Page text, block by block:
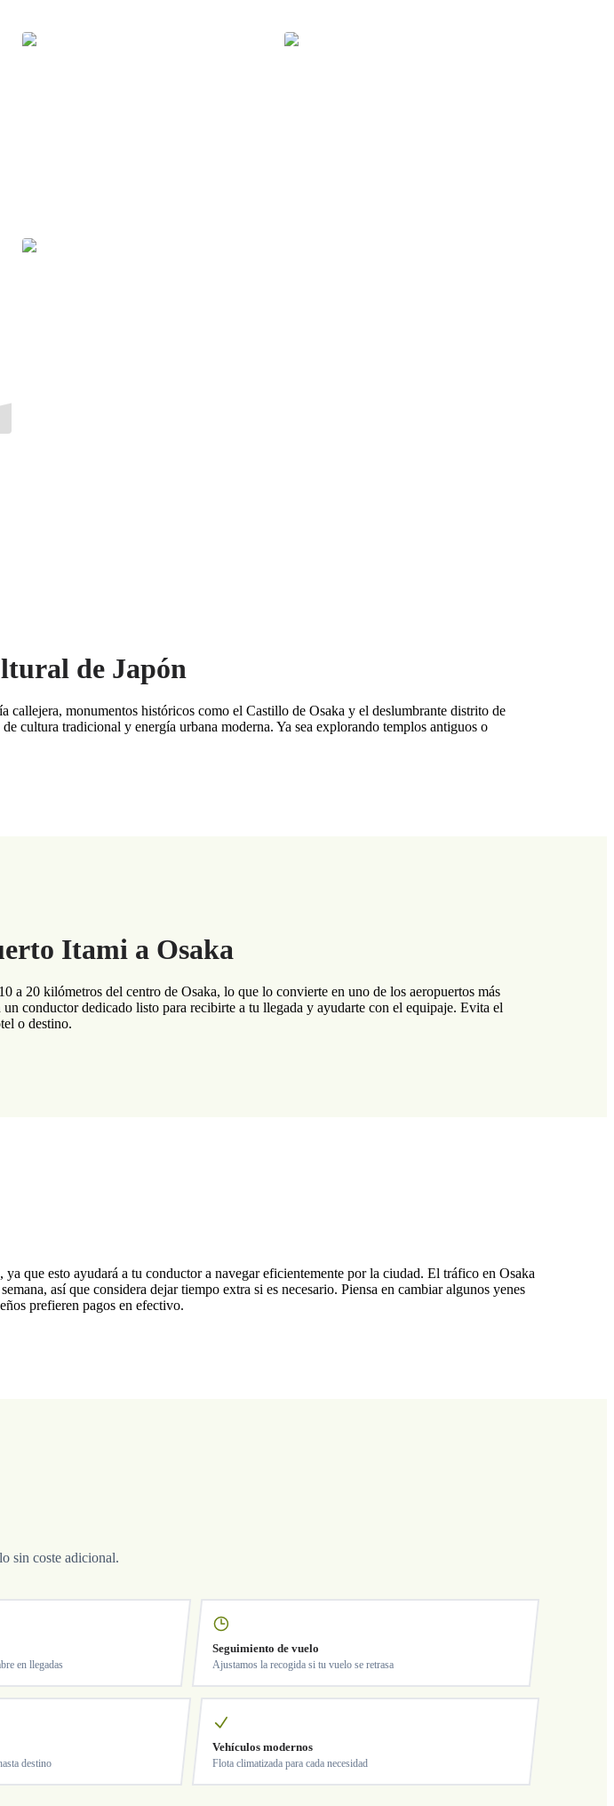
de Japón
callejera, monumentos históricos como el Castillo de Osaka y el deslumbrante distrito de
cultura tradicional y energía urbana moderna. Ya sea explorando templos antiguos o
Itami a Osaka
20 kilómetros del centro de Osaka, lo que lo convierte en uno de los aeropuertos más
conductor dedicado listo para recibirte a tu llegada y ayudarte con el equipaje. Evita el
o destino.
que esto ayudará a tu conductor a navegar eficientemente por la ciudad. El tráfico en Osaka
así que considera dejar tiempo extra si es necesario. Piensa en cambiar algunos yenes
prefieren pagos en efectivo.
sin coste adicional.
en llegadas
Seguimiento de vuelo
Ajustamos la recogida si tu vuelo se retrasa
destino
Vehículos modernos
Flota climatizada para cada necesidad